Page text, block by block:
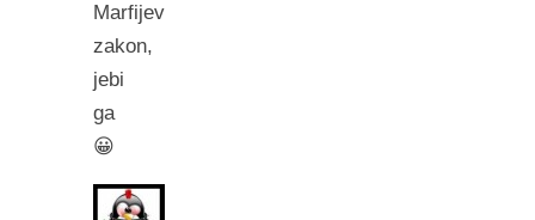
Marfijev
zakon,
jebi
ga
😀